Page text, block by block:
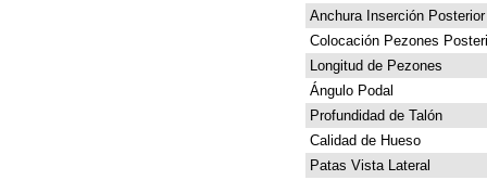
Anchura Inserción Posterior
Colocación Pezones
Longitud de Pezones
Ángulo Podal
Profundidad de Talón
Calidad de Hueso
Patas Vista Lateral